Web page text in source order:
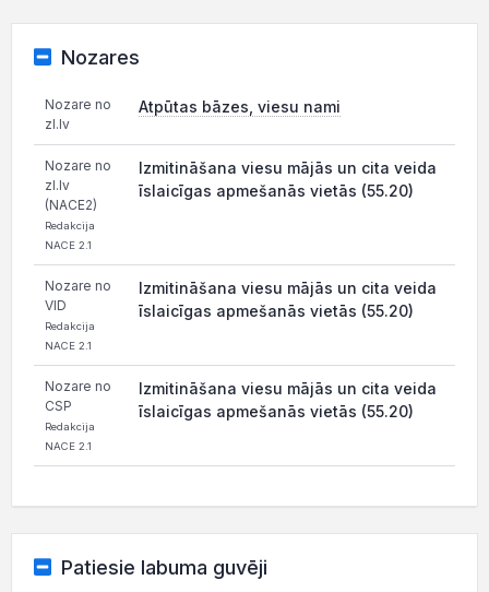
Nozares
Nozare no
zl.lv
Atpūtas bāzes, viesu nami
Nozare no
zl.lv
(NACE2)
Redakcija
NACE 2.1
Izmitināšana viesu mājās un cita veida
īslaicīgas apmešanās vietās (55.20)
Nozare no
VID
Redakcija
NACE 2.1
Izmitināšana viesu mājās un cita veida
īslaicīgas apmešanās vietās (55.20)
Nozare no
CSP
Redakcija
NACE 2.1
Izmitināšana viesu mājās un cita veida
īslaicīgas apmešanās vietās (55.20)
Patiesie labuma guvēji